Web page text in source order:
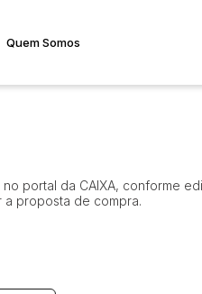
Faixa de valor
Quem Somos
portal da CAIXA, conforme
a proposta de compra.